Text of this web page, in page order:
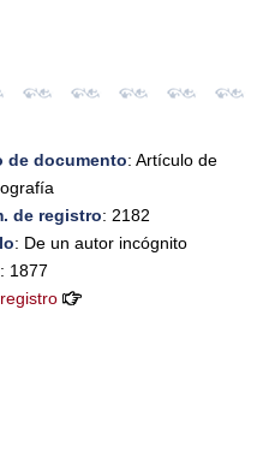
de documento: Artículo de
de registro: 2182
: De un autor incógnito
: 1877